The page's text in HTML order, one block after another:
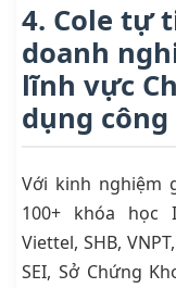
4. Cole tự
doanh
lĩnh vực
dụng
Với kinh nghiệm
100+ khóa học
Viettel, SHB,
SEI, Sở Chứng